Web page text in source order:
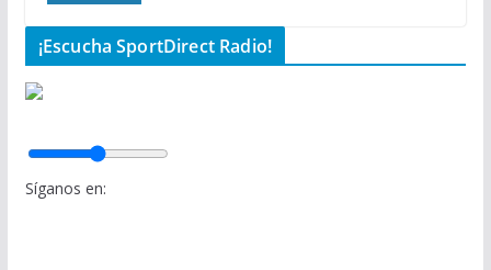
¡Escucha SportDirect Radio!
Síganos en: